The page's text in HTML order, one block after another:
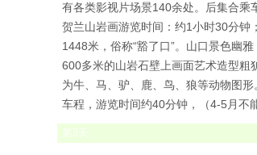
有各类影视片场景140余处。后集合乘
贺兰山岩画游览时间：约1小时30分钟
1448米，俗称“豁了口”。山口景色幽
600多米的山岩石壁上画面艺术造型粗
为牛、马、驴、鹿、鸟、狼等动物图
车程，游览时间约40分钟，（4-5月不
第3天